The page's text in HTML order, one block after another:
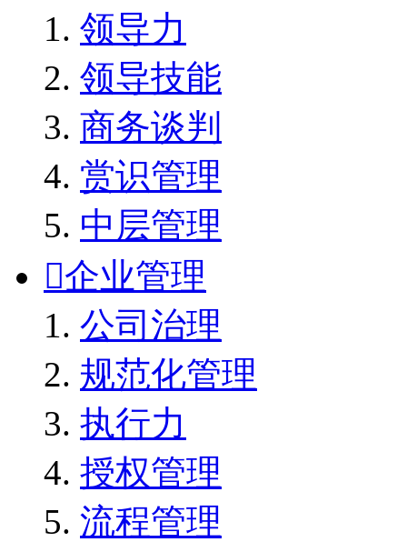
领导力
领导技能
商务谈判
赏识管理
中层管理
企业管理
公司治理
规范化管理
执行力
授权管理
流程管理